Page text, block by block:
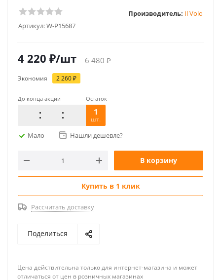
Артикул:W-P15687
Производитель: Il Volo
4 220 ₽/шт 6 480₽
Экономия 2 260₽
До конца акции Остаток
1
шт.
Мало Нашли дешевле?
В корзину
Купить в 1 клик
Рассчитать доставку
Поделиться
Цена действительна только для интернет-магазина и может
отличаться от цен в розничных магазинах